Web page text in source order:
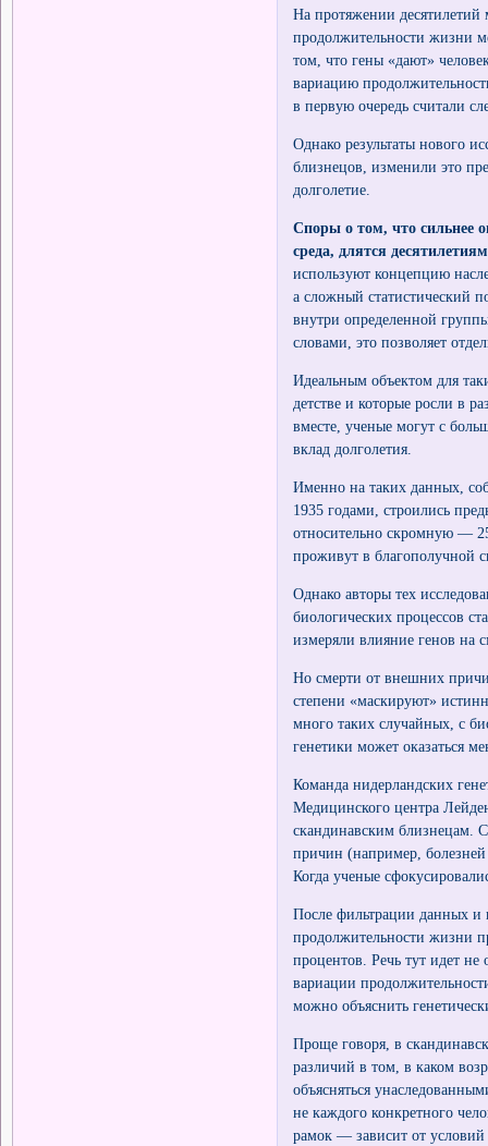
На протяжении
продолжительности жизни
том, что гены «дают»
вариацию
в первую очередь считали
Однако результаты нового
близнецов, изменили это
долголетие.
Споры о том, что сильнее
среда, длятся
используют концепцию
а сложный статистический
внутри определенной
словами, это позволяет
Идеальным объектом для
детстве и которые росли в
вместе, ученые могут с
вклад долголетия.
Именно на таких данных,
1935 годами, строились
относительно скромную —
проживут в благополучной
Однако авторы тех
биологических процессов
измеряли влияние генов на
Но смерти от внешних
степени «маскируют»
много таких случайных, с
генетики может оказаться
Команда нидерландских
Медицинского центра
скандинавским близнецам.
причин (например,
Когда ученые
После фильтрации данных и
продолжительности жизни
процентов. Речь тут идет
вариации
можно объяснить
Проще говоря, в
различий в том, в каком
объясняться
не каждого конкретного
рамок — зависит от